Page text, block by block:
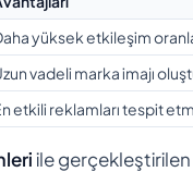
yüksek etkileşim
vadeli marka imajı
etkili reklamları tespit
ile